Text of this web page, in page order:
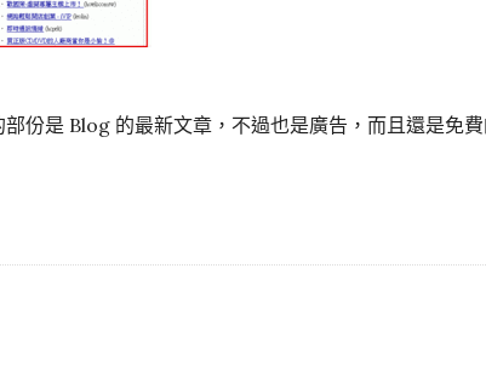
份是 Blog 的最新文章，不過也是廣告，而且還是免